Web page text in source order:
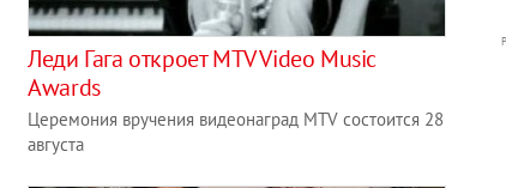
Леди Гага откроет MTV Video Music
Awards
Церемония вручения видеонаград MTV состоится 28
августа